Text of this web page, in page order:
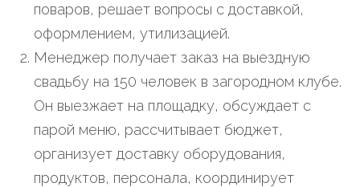
поваров, решает вопросы с доставкой,
оформлением, утилизацией.
Менеджер получает заказ на выездную
свадьбу на 150 человек в загородном клубе.
Он выезжает на площадку, обсуждает с
парой меню, рассчитывает бюджет,
организует доставку оборудования,
продуктов, персонала, координирует